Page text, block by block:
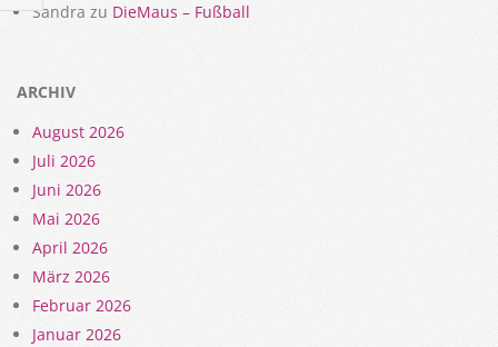
Sandra zu DieMaus – Fußball
ARCHIV
August 2026
Juli 2026
Juni 2026
Mai 2026
April 2026
März 2026
Februar 2026
Januar 2026